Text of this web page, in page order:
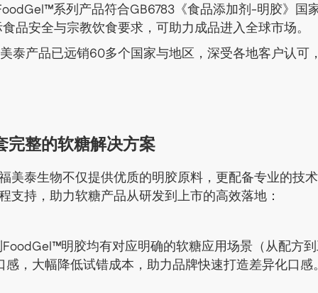
系列产品符合GB6783《食品添加剂-明胶》国
品安全与宗教饮食要求，可助力成品进入全球市场。
泰产品已远销60多个国家与地区，深受各地客户认可
完整的软糖解决方案
美泰生物不仅提供优质的明胶原料，更配备专业的技
支持，助力软糖产品从研发到上市的高效落地：
明胶均有对应明确的软糖应用场景（从配方
，大幅降低试错成本，助力品牌快速打造差异化口感。